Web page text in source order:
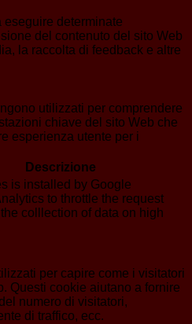
eseguire determinate
del contenuto del sito Web
la raccolta di feedback e altre
utilizzati per comprendere
chiave del sito Web che
esperienza utente per i
Descrizione
is installed by Google
to throttle the request
colllection of data on high
per capire come i visitatori
Questi cookie aiutano a fornire
numero di visitatori,
di traffico, ecc.